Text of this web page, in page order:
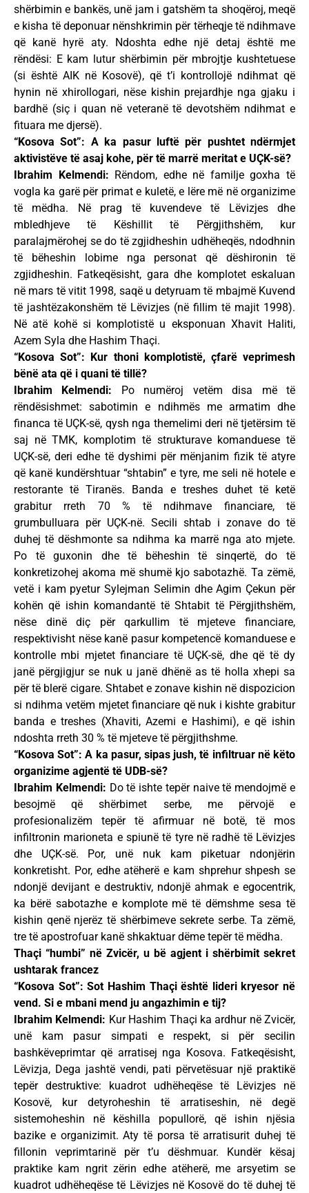
shërbimin e bankës, unë jam i gatshëm ta shoqëroj, meqë
e kisha të deponuar nënshkrimin për tërheqje të ndihmave
që kanë hyrë aty. Ndoshta edhe një detaj është me
rëndësi: E kam lutur shërbimin për mbrojtje kushtetuese
(si është AIK në Kosovë), që t’i kontrollojë ndihmat që
hynin në xhirollogari, nëse kishin prejardhje nga gjaku i
bardhë (siç i quan në veteranë të devotshëm ndihmat e
fituara me djersë).
“Kosova Sot”: A ka pasur luftë për pushtet ndërmjet
aktivistëve të asaj kohe, për të marrë meritat e UÇK-së?
Ibrahim Kelmendi: Rëndom, edhe në familje goxha të
vogla ka garë për primat e kuletë, e lëre më në organizime
të mëdha. Në prag të kuvendeve të Lëvizjes dhe
mbledhjeve të Këshillit të Përgjithshëm, kur
paralajmërohej se do të zgjidheshin udhëheqës, ndodhnin
të bëheshin lobime nga personat që dëshironin të
zgjidheshin. Fatkeqësisht, gara dhe komplotet eskaluan
në mars të vitit 1998, saqë u detyruam të mbajmë Kuvend
të jashtëzakonshëm të Lëvizjes (në fillim të majit 1998).
Në atë kohë si komplotistë u eksponuan Xhavit Haliti,
Azem Syla dhe Hashim Thaçi.
“Kosova Sot”: Kur thoni komplotistë, çfarë veprimesh
bënë ata që i quani të tillë?
Ibrahim Kelmendi: Po numëroj vetëm disa më të
rëndësishmet: sabotimin e ndihmës me armatim dhe
financa të UÇK-së, qysh nga themelimi deri në tjetërsim të
saj në TMK, komplotim të strukturave komanduese të
UÇK-së, deri edhe të dyshimi për mënjanim fizik të atyre
që kanë kundërshtuar “shtabin” e tyre, me seli në hotele e
restorante të Tiranës. Banda e treshes duhet të ketë
grabitur rreth 70 % të ndihmave financiare, të
grumbulluara për UÇK-në. Secili shtab i zonave do të
duhej të dëshmonte sa ndihma ka marrë nga ato mjete.
Po të guxonin dhe të bëheshin të sinqertë, do të
konkretizohej akoma më shumë kjo sabotazhë. Ta zëmë,
vetë i kam pyetur Sylejman Selimin dhe Agim Çekun për
kohën që ishin komandantë të Shtabit të Përgjithshëm,
nëse dinë diç për qarkullim të mjeteve financiare,
respektivisht nëse kanë pasur kompetencë komanduese e
kontrolle mbi mjetet financiare të UÇK-së, dhe që të dy
janë përgjigjur se nuk u janë dhënë as të holla xhepi sa
për të blerë cigare. Shtabet e zonave kishin në dispozicion
si ndihma vetëm mjetet financiare që nuk i kishte grabitur
banda e treshes (Xhaviti, Azemi e Hashimi), e që ishin
ndoshta rreth 30 % të mjeteve të përgjithshme.
“Kosova Sot”: A ka pasur, sipas jush, të infiltruar në këto
organizime agjentë të UDB-së?
Ibrahim Kelmendi: Do të ishte tepër naive të mendojmë e
besojmë që shërbimet serbe, me përvojë e
profesionalizëm tepër të afirmuar në botë, të mos
infiltronin marioneta e spiunë të tyre në radhë të Lëvizjes
dhe UÇK-së. Por, unë nuk kam piketuar ndonjërin
konkretisht. Por, edhe atëherë e kam shprehur shpesh se
ndonjë devijant e destruktiv, ndonjë ahmak e egocentrik,
ka bërë sabotazhe e komplote më të dëmshme sesa të
kishin qenë njerëz të shërbimeve sekrete serbe. Ta zëmë,
tre të apostrofuar kanë shkaktuar dëme tepër të mëdha.
Thaçi “humbi” në Zvicër, u bë agjent i shërbimit sekret
ushtarak francez
“Kosova Sot”: Sot Hashim Thaçi është lideri kryesor në
vend. Si e mbani mend ju angazhimin e tij?
Ibrahim Kelmendi: Kur Hashim Thaçi ka ardhur në Zvicër,
unë kam pasur simpati e respekt, si për secilin
bashkëveprimtar që arratisej nga Kosova. Fatkeqësisht,
Lëvizja, Dega jashtë vendi, pati përvetësuar një praktikë
tepër destruktive: kuadrot udhëheqëse të Lëvizjes në
Kosovë, kur detyroheshin të arratiseshin, në degë
sistemoheshin në këshilla popullorë, që ishin njësia
bazike e organizimit. Aty të porsa të arratisurit duhej të
fillonin veprimtarinë për t’u dëshmuar. Kundër kësaj
praktike kam ngrit zërin edhe atëherë, me arsyetim se
kuadrot udhëheqëse të Lëvizjes në Kosovë do të duhej të